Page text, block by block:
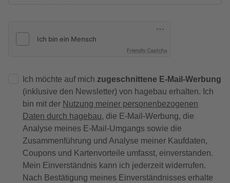
Friendly Captcha
Ich möchte auf mich zugeschnittene E-Mail-Werbung
(inklusive den Newsletter) von hagebau erhalten. Ich
bin mit der Nutzung meiner personenbezogenen
Daten durch hagebau, die E-Mail-Werbung, die
Analyse meines E-Mail-Umgangs sowie die
Zusammenführung und Analyse meiner Kaufdaten,
Coupons und Kartenvorteile umfasst, einverstanden.
Mein Einverständnis kann ich jederzeit widerrufen.
Nach Bestätigung meines Einverständnisses erhalte